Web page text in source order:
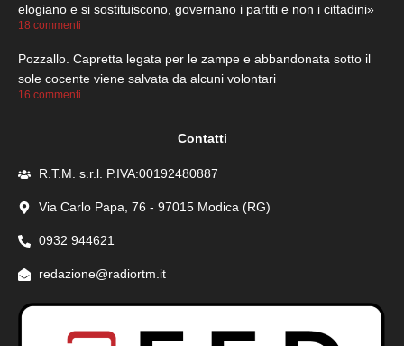
elogiano e si sostituiscono, governano i partiti e non i cittadini»
18 commenti
Pozzallo. Capretta legata per le zampe e abbandonata sotto il
sole cocente viene salvata da alcuni volontari
16 commenti
Contatti
R.T.M. s.r.l. P.IVA:00192480887
Via Carlo Papa, 76 - 97015 Modica (RG)
0932 944621
redazione@radiortm.it